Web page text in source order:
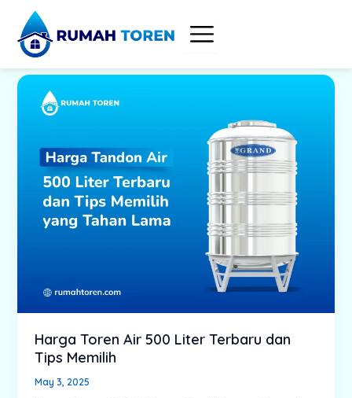
content
Harga Toren Air 500 Liter Terbaru dan
Tips Memilih
May 3, 2025